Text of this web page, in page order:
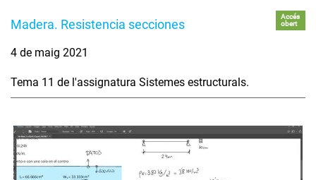
Madera. Resistencia secciones
Accés
obert
4 de maig 2021
Tema 11 de l'assignatura Sistemes estructurals.